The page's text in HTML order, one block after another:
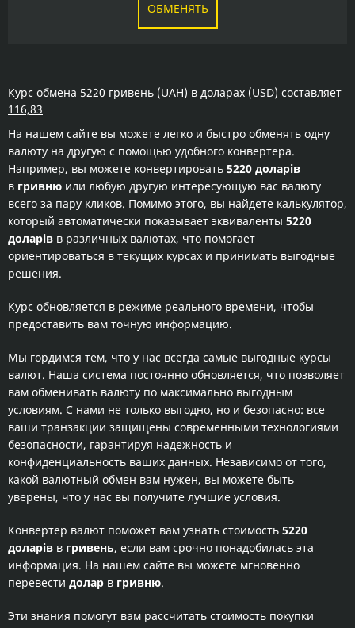
ОБМЕНЯТЬ
Курс обмена 5220 гривень (UAH) в доларах (USD) составляет
116,83
На нашем сайте вы можете легко и быстро обменять одну
валюту на другую с помощью удобного конвертера.
Например, вы можете конвертировать 5220 доларів
в гривню или любую другую интересующую вас валюту
всего за пару кликов. Помимо этого, вы найдете калькулятор,
который автоматически показывает эквиваленты 5220
доларів в различных валютах, что помогает
ориентироваться в текущих курсах и принимать выгодные
решения.
Курс обновляется в режиме реального времени, чтобы
предоставить вам точную информацию.
Мы гордимся тем, что у нас всегда самые выгодные курсы
валют. Наша система постоянно обновляется, что позволяет
вам обменивать валюту по максимально выгодным
условиям. С нами не только выгодно, но и безопасно: все
ваши транзакции защищены современными технологиями
безопасности, гарантируя надежность и
конфиденциальность ваших данных. Независимо от того,
какой валютный обмен вам нужен, вы можете быть
уверены, что у нас вы получите лучшие условия.
Конвертер валют поможет вам узнать стоимость 5220
доларів в гривень, если вам срочно понадобилась эта
информация. На нашем сайте вы можете мгновенно
перевести долар в гривню.
Эти знания помогут вам рассчитать стоимость покупки